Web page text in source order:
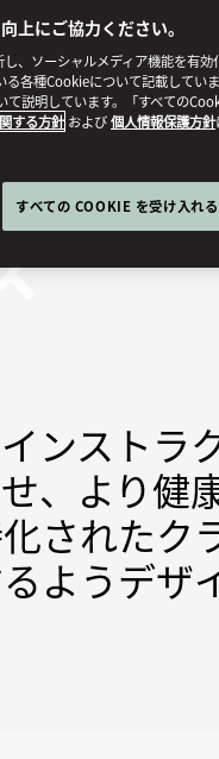
ンストラ
、より健
されたク
ようデザ
上にご協力ください。
、ソーシャルメディア機能を有
各種Cookieについて記載してい
説明しています。「すべての
する方針 および個人情報保護方針
すべての COOKIE を受け入れる